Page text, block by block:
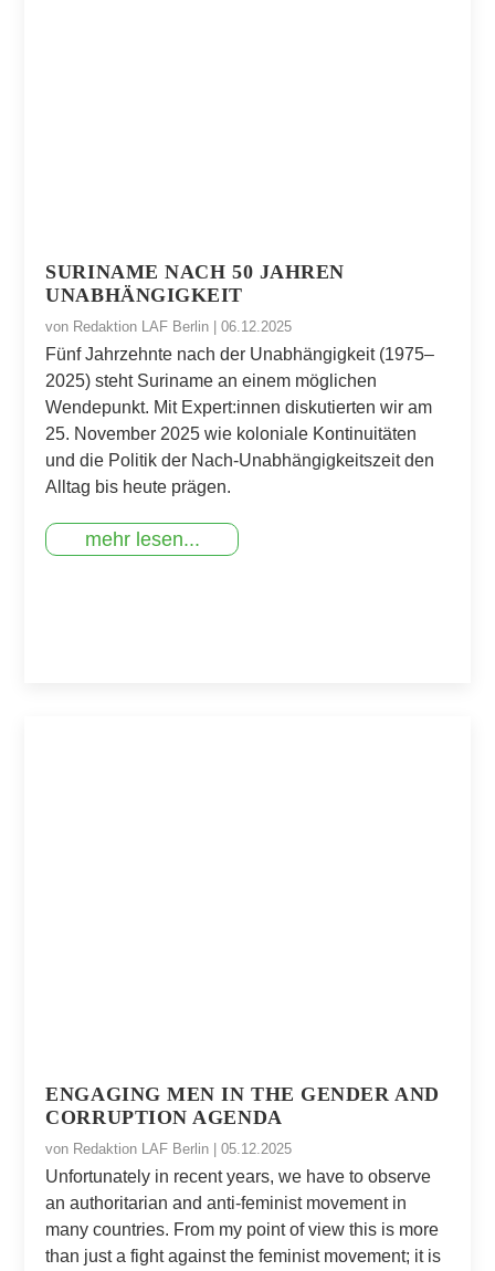
SURINAME NACH 50 JAHREN
UNABHÄNGIGKEIT
von Redaktion LAF Berlin |06.12.2025
Fünf Jahrzehnte nach der Unabhängigkeit (1975–
2025) steht Suriname an einem möglichen
Wendepunkt. Mit Expert:innen diskutierten wir am
25. November 2025 wie koloniale Kontinuitäten
und die Politik der Nach-Unabhängigkeitszeit den
Alltag bis heute prägen.
mehr lesen...
ENGAGING MEN IN THE GENDER AND
CORRUPTION AGENDA
von Redaktion LAF Berlin |05.12.2025
Unfortunately in recent years, we have to observe
an authoritarian and anti-feminist movement in
many countries. From my point of view this is more
than just a fight against the feminist movement; it is